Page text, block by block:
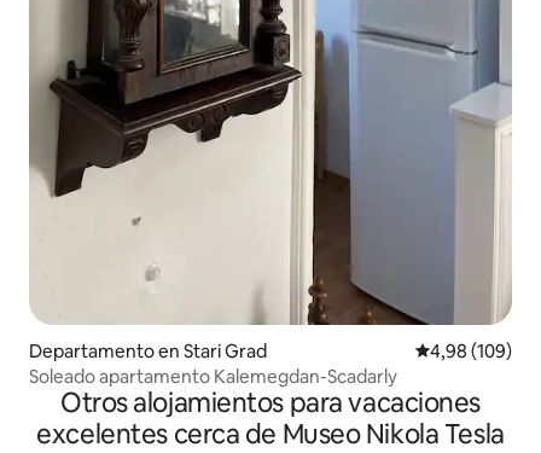
Departamento en Stari Grad Calificación
4,98 (109)
Soleado apartamento Kalemegdan-Scadarly
Otros alojamientos para vacaciones
excelentes cerca de Museo Nikola Tesla